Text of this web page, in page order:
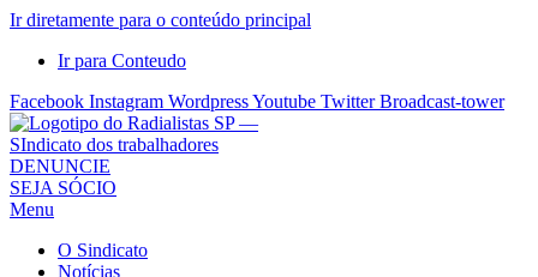
Ir diretamente para o conteúdo principal
Ir para Conteudo
Facebook Instagram WordpressYoutube Twitter Broadcast-tower
Sindicato
dos
Radialistas
DENUNCIE
SEJA SÓCIO
Menu
O Sindicato
Notícias